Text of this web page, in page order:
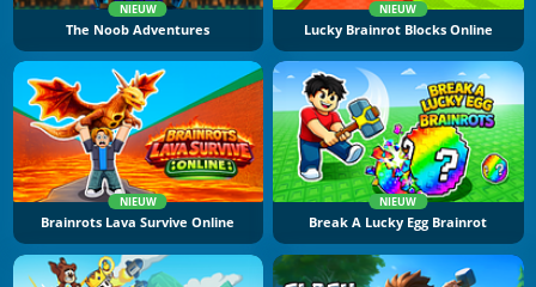
NIEUW
The Noob Adventures
NIEUW
Lucky Brainrot Blocks Online
NIEUW
Brainrots Lava Survive Online
NIEUW
Break A Lucky Egg Brainrot